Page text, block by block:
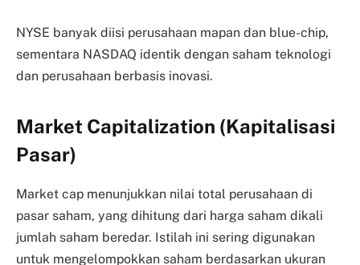
NYSE banyak diisi perusahaan mapan dan blue-chip,
sementara NASDAQ identik dengan saham teknologi
dan perusahaan berbasis inovasi.
Market Capitalization (Kapitalisasi
Pasar)
Market cap menunjukkan nilai total perusahaan di
pasar saham, yang dihitung dari harga saham dikali
jumlah saham beredar. Istilah ini sering digunakan
untuk mengelompokkan saham berdasarkan ukuran